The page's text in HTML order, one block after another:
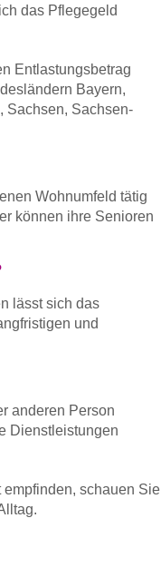
das Pflegegeld
Entlastungsbetrag
Bayern,
Sachsen, Sachsen-
Wohnumfeld tätig
können ihre Senioren
lässt sich das
und
anderen Person
Dienstleistungen
schauen Sie